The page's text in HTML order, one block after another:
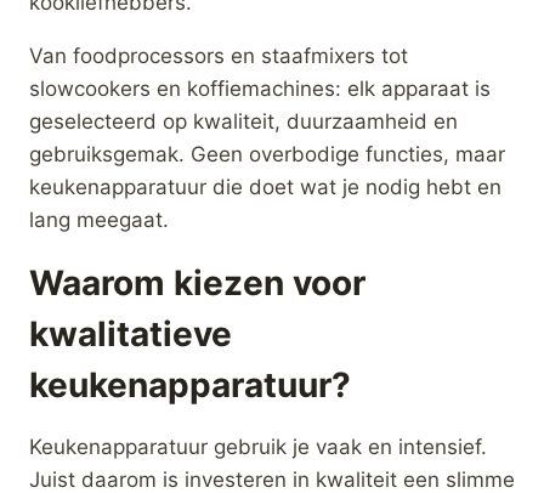
Snijmachine T250
Merk:Magimix
kopen
Stoomkoker
Merk:
kopen